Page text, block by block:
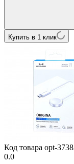
Купить в 1 клик
Код товара opt-
0.0